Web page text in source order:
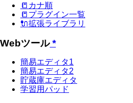
📒カナ順
📒プラグイン一覧
🔌拡張ライブラリ
Webツール*
簡易エディタ1
簡易エディタ2
貯蔵庫エディタ
学習用パッド